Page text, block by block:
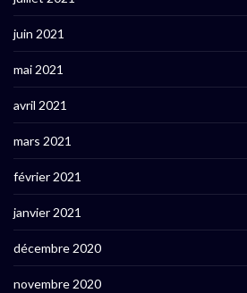
juin 2021
mai 2021
avril 2021
mars 2021
février 2021
janvier 2021
décembre 2020
novembre 2020